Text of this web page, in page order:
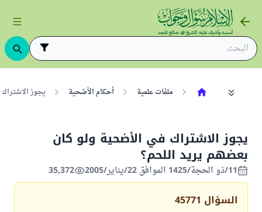
ملفات علمية أحكام الأضحية يجوز
يجوز الاشتراك في الأضحية ولو كان
بعضهم يريد اللحم؟
11/ذو الحجة/1425 الموافق 22/يناير/2005 35,372
السؤال 45771